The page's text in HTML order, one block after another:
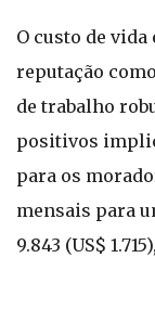
O custo de vida
reputação
de trabalho
positivos
para os
mensais para
9.843 (US$